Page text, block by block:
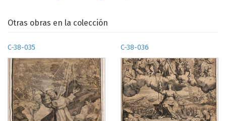
Otras obras en la colección
C-38-035 C-38-036